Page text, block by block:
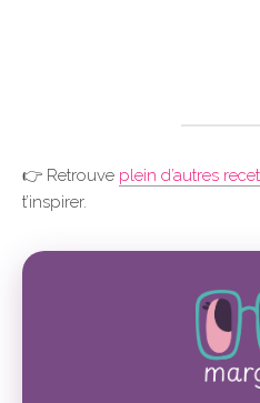
👉 Retrouve plein d’autres
t’inspirer.